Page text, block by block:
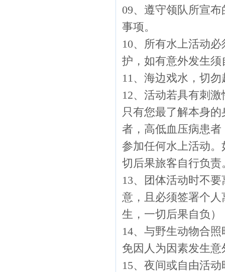
09、遵守领队所宣
事项。
10、所有水上活动
护，如有意外发生须
11、海边戏水，切
12、活动若具有刺
只有您最了解本身
者，高低血压病患
参加任何水上活动
切后果旅客自行负责
13、团体活动时不
意，且必须签署个
生，一切后果自负
14、与野生动物合
免因人为因素发生意
15、夜间或自由活